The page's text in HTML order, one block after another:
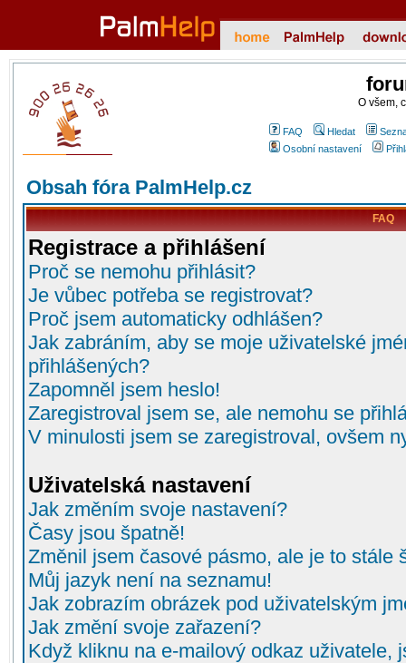
O všem,
FAQ Hledat
Osobní nastavení
Obsah fóra PalmHelp.cz
FAQ
Registrace a přihlášení
Proč se nemohu přihlásit?
Je vůbec potřeba se registrovat?
Proč jsem automaticky odhlášen?
Jak zabráním, aby se moje uživatelské
přihlášených?
Zapomněl jsem heslo!
Zaregistroval jsem se, ale nemohu se
V minulosti jsem se zaregistroval, ovšem
Uživatelská nastavení
Jak změním svoje nastavení?
Časy jsou špatně!
Změnil jsem časové pásmo, ale je to stále
Můj jazyk není na seznamu!
Jak zobrazím obrázek pod uživatelským
Jak změní svoje zařazení?
Když kliknu na e-mailový odkaz uživatele,